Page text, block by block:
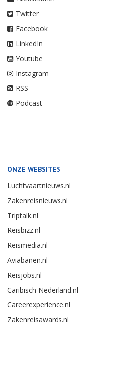
Twitter
Facebook
LinkedIn
Youtube
Instagram
RSS
Podcast
ONZE WEBSITES
Luchtvaartnieuws.nl
Zakenreisnieuws.nl
Triptalk.nl
Reisbizz.nl
Reismedia.nl
Aviabanen.nl
Reisjobs.nl
Caribisch Nederland.nl
Careerexperience.nl
Zakenreisawards.nl